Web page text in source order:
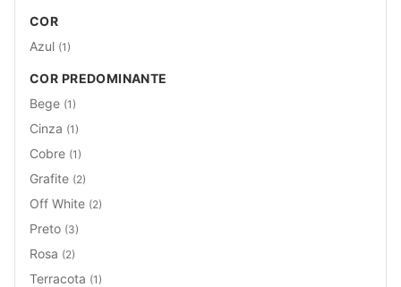
COR
Azul (1)
COR PREDOMINANTE
Bege (1)
Cinza (1)
Cobre (1)
Grafite (2)
Off White (2)
Preto (3)
Rosa (2)
Terracota (1)